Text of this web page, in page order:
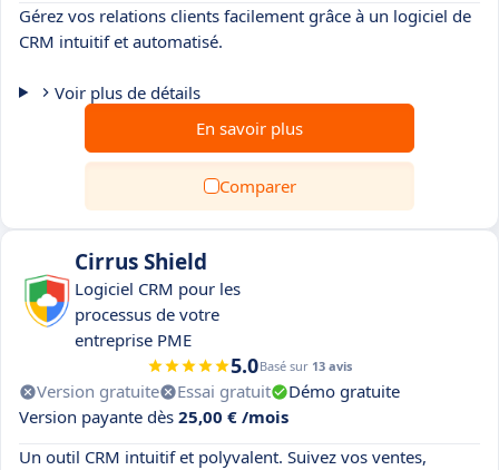
Gérez vos relations clients facilement grâce à un logiciel de
CRM intuitif et automatisé.
Voir plus de détails
En savoir plus
Comparer
Cirrus Shield
Logiciel CRM pour les
processus de votre
entreprise PME
5.0Basé sur 13 avis
Version gratuite Essai gratuit
Démo gratuite
Version payante dès 25,00 € /mois
Un outil CRM intuitif et polyvalent. Suivez vos ventes,